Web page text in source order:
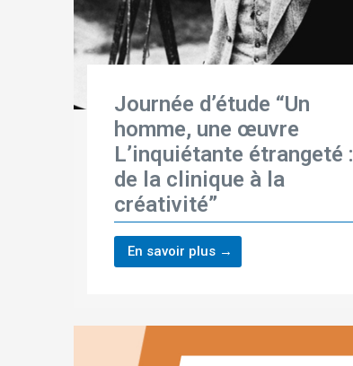
Journée d’étude “Un
homme, une œuvre
L’inquiétante étrangeté :
de la clinique à la
créativité”
En savoir plus →